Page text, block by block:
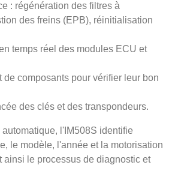
: régénération des filtres à
des freins (EPB), réinitialisation
temps réel des modules ECU et
de composants pour vérifier leur bon
des clés et des transpondeurs.
l'IM508S identifie
le modèle, l'année et la motorisation
ainsi le processus de diagnostic et